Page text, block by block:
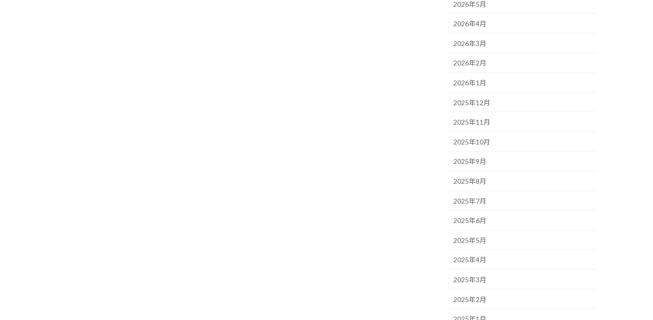
2026年5月
2026年4月
2026年3月
2026年2月
2026年1月
2025年12月
2025年11月
2025年10月
2025年9月
2025年8月
2025年7月
2025年6月
2025年5月
2025年4月
2025年3月
2025年2月